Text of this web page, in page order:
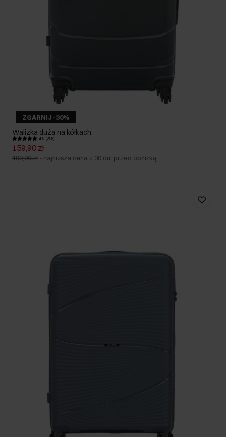
ZGARNIJ -30%
Walizka duża na kółkach
4.9 (298)
159,90 zł
199,90 zł - najniższa cena z 30 dni przed obniżką